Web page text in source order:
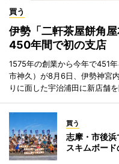
買う
伊勢「二軒茶屋餅角
450年間で初の支店
1575年の創業から今年で451
市神久）が8月6日、伊勢神宮
りに面した宇治浦田に新店舗を
買う
志摩・市後
スキムボード